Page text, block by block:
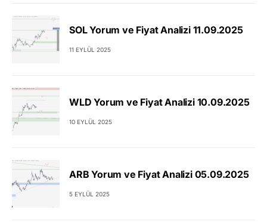
SOL Yorum ve Fiyat Analizi 11.09.2025
11 EYLÜL 2025
WLD Yorum ve Fiyat Analizi 10.09.2025
10 EYLÜL 2025
ARB Yorum ve Fiyat Analizi 05.09.2025
5 EYLÜL 2025